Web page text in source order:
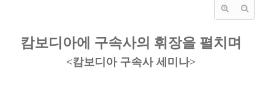
캄보디아에 구속사의 휘장을 펼치며
<캄보디아 구속사 세미나>